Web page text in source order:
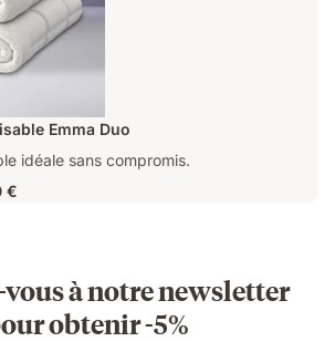
Emma Duo
idéale sans compromis.
€
à notre newsletter
obtenir -5%